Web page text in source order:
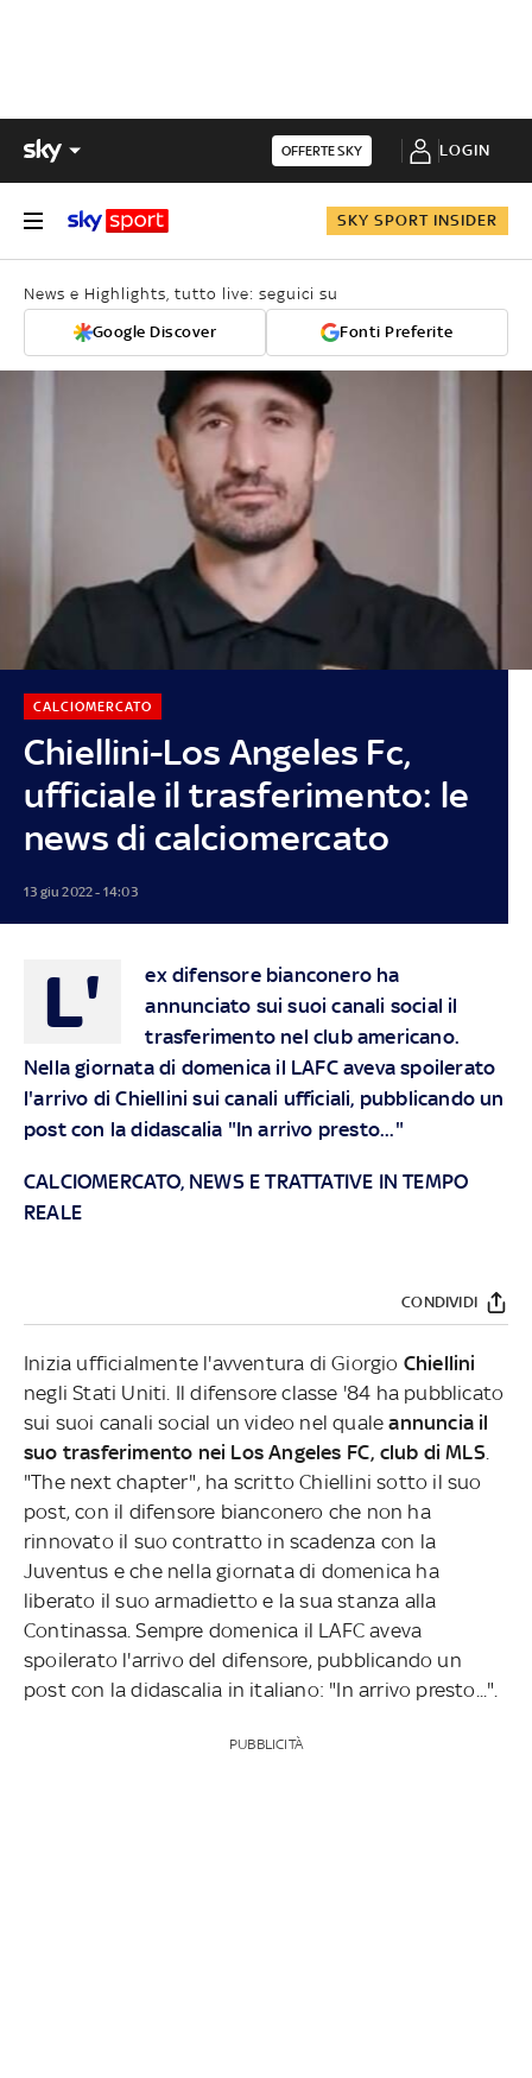
OFFERTE SKY LOGIN
SKY SPORT INSIDER
News e Highlights, tutto live: seguici su
Google Discover Fonti Preferite
Chiellini-Los Angeles Fc,
ufficiale il trasferimento: le
news di calciomercato
CALCIOMERCATO
13 giu 2022 - 14:03
L'
ex difensore bianconero ha
annunciato sui suoi canali social il
trasferimento nel club americano.
Nella giornata di domenica il LAFC aveva spoilerato
l'arrivo di Chiellini sui canali ufficiali, pubblicando un
post con la didascalia "In arrivo presto..."
CALCIOMERCATO, NEWS E TRATTATIVE IN TEMPO
REALE
CONDIVIDI
Inizia ufficialmente l'avventura di Giorgio Chiellini
negli Stati Uniti. Il difensore classe '84 ha pubblicato
sui suoi canali social un video nel qualeannuncia il
suo trasferimento nei Los Angeles FC, club di MLS.
"The next chapter", ha scritto Chiellini sotto il suo
post, con il difensore bianconero che non ha
rinnovato il suo contratto in scadenza con la
Juventus e che nella giornata di domenica ha
liberato il suo armadietto e la sua stanza alla
Continassa. Sempre domenica il LAFC aveva
spoilerato l'arrivo del difensore, pubblicando un
post con la didascalia in italiano: "In arrivo presto...".
PUBBLICITÀ